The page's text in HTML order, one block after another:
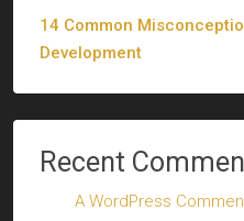
14 Common
Development
Recent
A WordPress